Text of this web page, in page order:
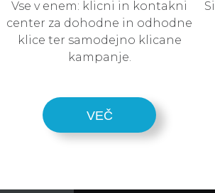
Vse v enem: klicni in kontakni
center za dohodne in odhodne
klice ter samodejno klicane
kampanje.
VEČ